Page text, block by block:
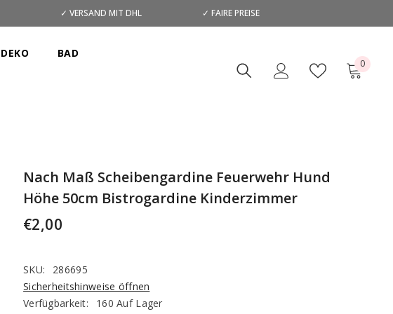
✓ VERSAND MIT DHL ✓ FAIRE PREISE
DEKO BAD
00
Nach Maß Scheibengardine Feuerwehr Hund
Höhe 50cm Bistrogardine Kinderzimmer
€2,00
SKU:
286695
Sicherheitshinweise öffnen
Verfügbarkeit:
160 Auf Lager